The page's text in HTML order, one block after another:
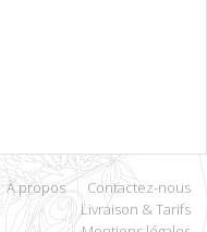
À propos
Contactez-nous
Livraison & Tarifs